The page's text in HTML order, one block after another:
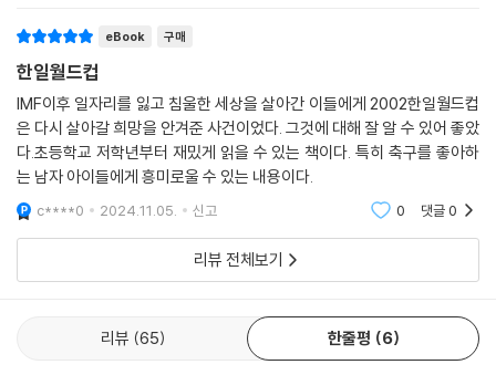
eBook 구매
한일월드컵
IMF이후 일자리를 잃고 침울한 세상을 살아간 이들에게 2002한일월드컵
은 다시 살아갈 희망을 안겨준 사건이었다. 그것에 대해 잘 알 수 있어 좋았
다.초등학교 저학년부터 재밌게 읽을 수 있는 책이다. 특히 축구를 좋아하
는 남자 아이들에게 흥미로울 수 있는 내용이다.
c****0 2024.11.05. 신고 0 댓글0
리뷰 전체보기
리뷰 65 한줄평 6